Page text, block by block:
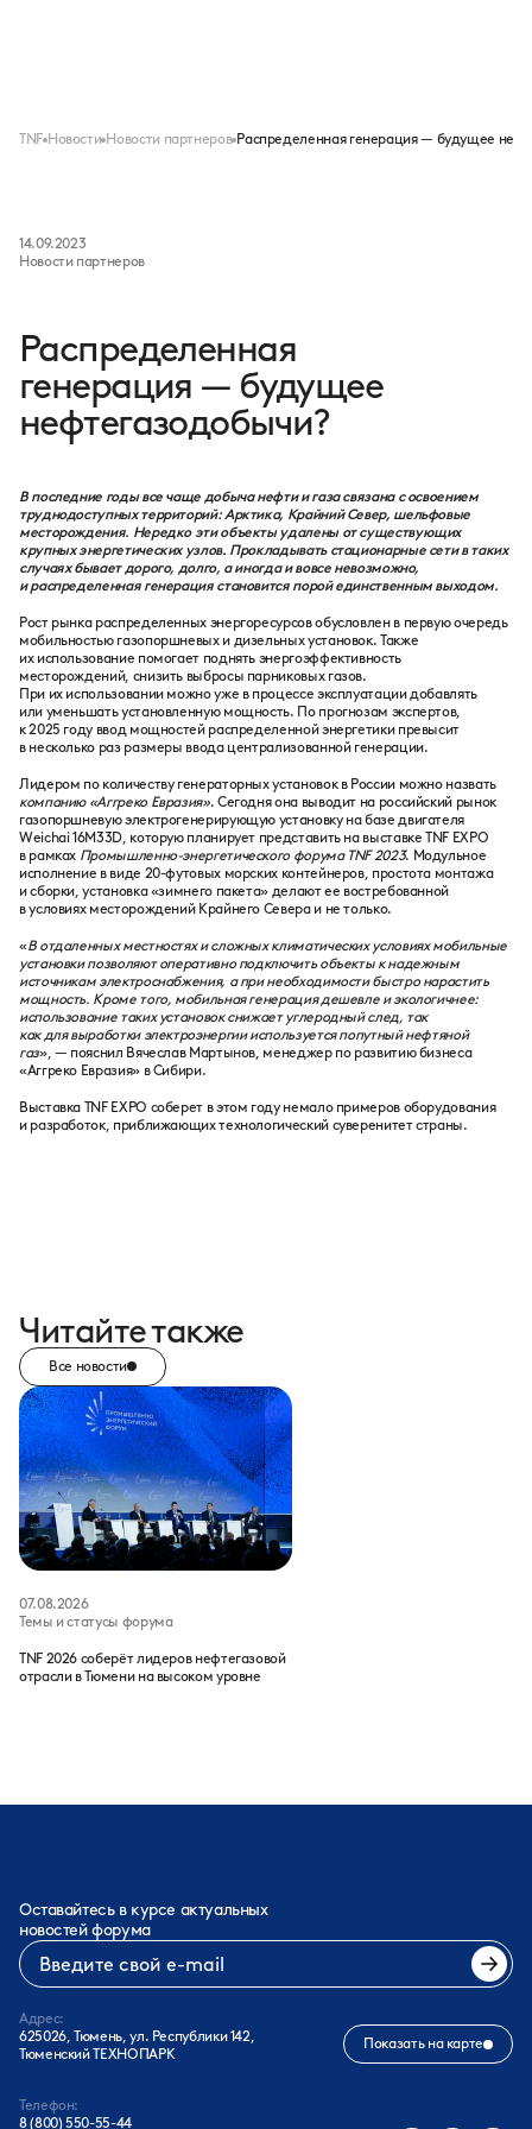
TNF Новости Новости партнеров Распределенная генерация — будущее
14.09.2023
Новости партнеров
Распределенная
генерация — будущее
нефтегазодобычи?
В последние годы все чаще добыча нефти и газа связана с освоением
труднодоступных территорий: Арктика, Крайний Север, шельфовые
месторождения. Нередко эти объекты удалены от существующих
крупных энергетических узлов. Прокладывать стационарные сети в таких
случаях бывает дорого, долго, а иногда и вовсе невозможно,
и распределенная генерация становится порой единственным выходом.
Рост рынка распределенных энергоресурсов обусловлен в первую очередь
мобильностью газопоршневых и дизельных установок. Также
их использование помогает поднять энергоэффективность
месторождений, снизить выбросы парниковых газов.
При их использовании можно уже в процессе эксплуатации добавлять
или уменьшать установленную мощность. По прогнозам экспертов,
к 2025 году ввод мощностей распределенной энергетики превысит
в несколько раз размеры ввода централизованной генерации.
Лидером по количеству генераторных установок в России можно назвать
компанию «Аггреко Евразия». Сегодня она выводит на российский рынок
газопоршневую электрогенерирующую установку на базе двигателя
Weichai 16M33D, которую планирует представить на выставке TNF EXPO
в рамках Промышленно-энергетического форума TNF 2023. Модульное
исполнение в виде 20-футовых морских контейнеров, простота монтажа
и сборки, установка «зимнего пакета» делают ее востребованной
в условиях месторождений Крайнего Севера и не только.
«В отдаленных местностях и сложных климатических условиях мобильные
установки позволяют оперативно подключить объекты к надежным
источникам электроснабжения, а при необходимости быстро нарастить
мощность. Кроме того, мобильная генерация дешевле и экологичнее:
использование таких установок снижает углеродный след, так
как для выработки электроэнергии используется попутный нефтяной
газ», — пояснил Вячеслав Мартынов, менеджер по развитию бизнеса
«Аггреко Евразия» в Сибири.
Выставка TNF EXPO соберет в этом году немало примеров оборудования
и разработок, приближающих технологический суверенитет страны.
Читайте также
Все новости
07.08.2026
Темы и статусы форума
TNF 2026 соберёт лидеров нефтегазовой
отрасли в Тюмени на высоком уровне
Оставайтесь в курсе актуальных
новостей форума
Адрес:
625026, Тюмень, ул. Республики 142,
Тюменский ТЕХНОПАРК
Показать на карте
Телефон:
8 (800) 550-55-44